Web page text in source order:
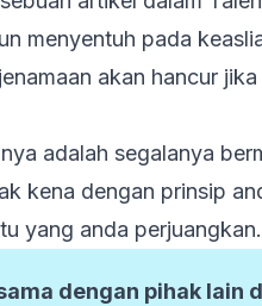
menyentuh pada
akan hancur
adalah segalanya
kena dengan prinsip
yang anda perjuangkan.
dengan pihak lain